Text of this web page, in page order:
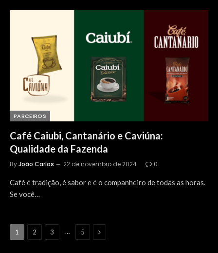
PARCEIROS
Café Caiubi, Cantanário e Caviúna:
Qualidade da Fazenda
ByJoão Carlos 22 de novembro de 2024 0
Café é tradição, é sabor e é o companheiro de todas as horas.
Se você…
1 2 3 … 5 Next